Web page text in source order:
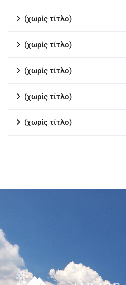
(χωρίς τίτλο)
(χωρίς τίτλο)
(χωρίς τίτλο)
(χωρίς τίτλο)
(χωρίς τίτλο)